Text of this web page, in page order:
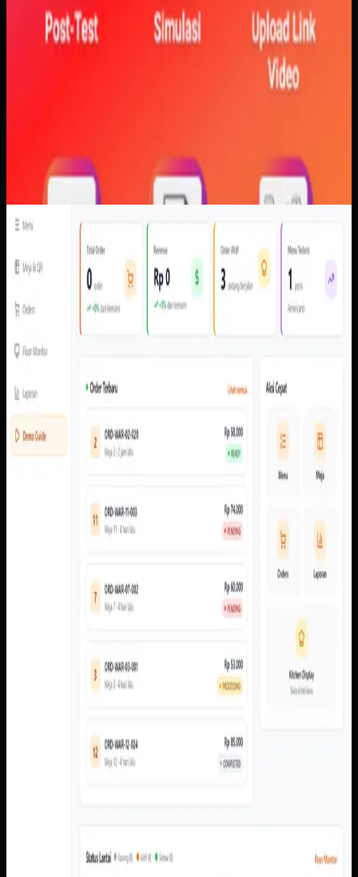
Software Kustom
QR Ordering
Sebelumnya
Order perlu membawa konteks meja, item, pembayaran,
dan status secara konsisten dari perangkat pelanggan ke
admin dan kitchen tanpa bergantung pada konfirmasi
manual.
Yang kami bangun
Dari screenshot yang tersedia, sistem memiliki alur scan
meja, menu pelanggan, cart, pembayaran, pembayaran,
status pesanan, dasbor admin, pengaturan meja dan QR,
laporan, floor monitor, serta kitchen display.
Baca studi kasus